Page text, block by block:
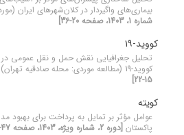
بیماری‌های واگیردار در کلان‌شهرهای ایران
شماره 1، 1403، صفحه 20-36]
کووید-۱۹
تحلیل جغرافیایی نقش حمل و نقل عمومی
کووید-19 (مطالعه موردی: محله صادقیه تهران)
15-22]
کویته
عوامل مؤثر بر تمایل به پرداخت برای بهبود
پاکستان [دوره 2، شماره ویژه، 1403، صفحه 47-58]